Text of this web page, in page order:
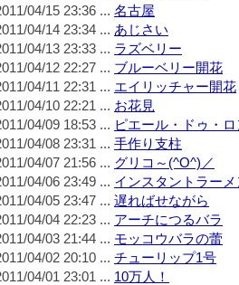
04/15 23:36 ... 名古屋
04/14 23:34 ... あじさい
04/13 23:33 ... ラズベリー
04/12 22:27 ... ブルーベリー開花
04/11 22:31 ... エイリッチャー開花
04/10 22:21 ... お花見
04/09 18:53 ... ピエール・ドゥ・
04/08 23:31 ... 手作り支柱
04/07 21:56 ... グリコ～(^O^)／
04/06 23:49 ... インスタントラー
04/05 23:47 ... 遅ればせながら
04/04 22:23 ... アーチにつるバラ
04/03 21:44 ... モッコウバラの蕾
04/02 20:10 ... チューリップ1号
04/01 23:01 ... 10万人！